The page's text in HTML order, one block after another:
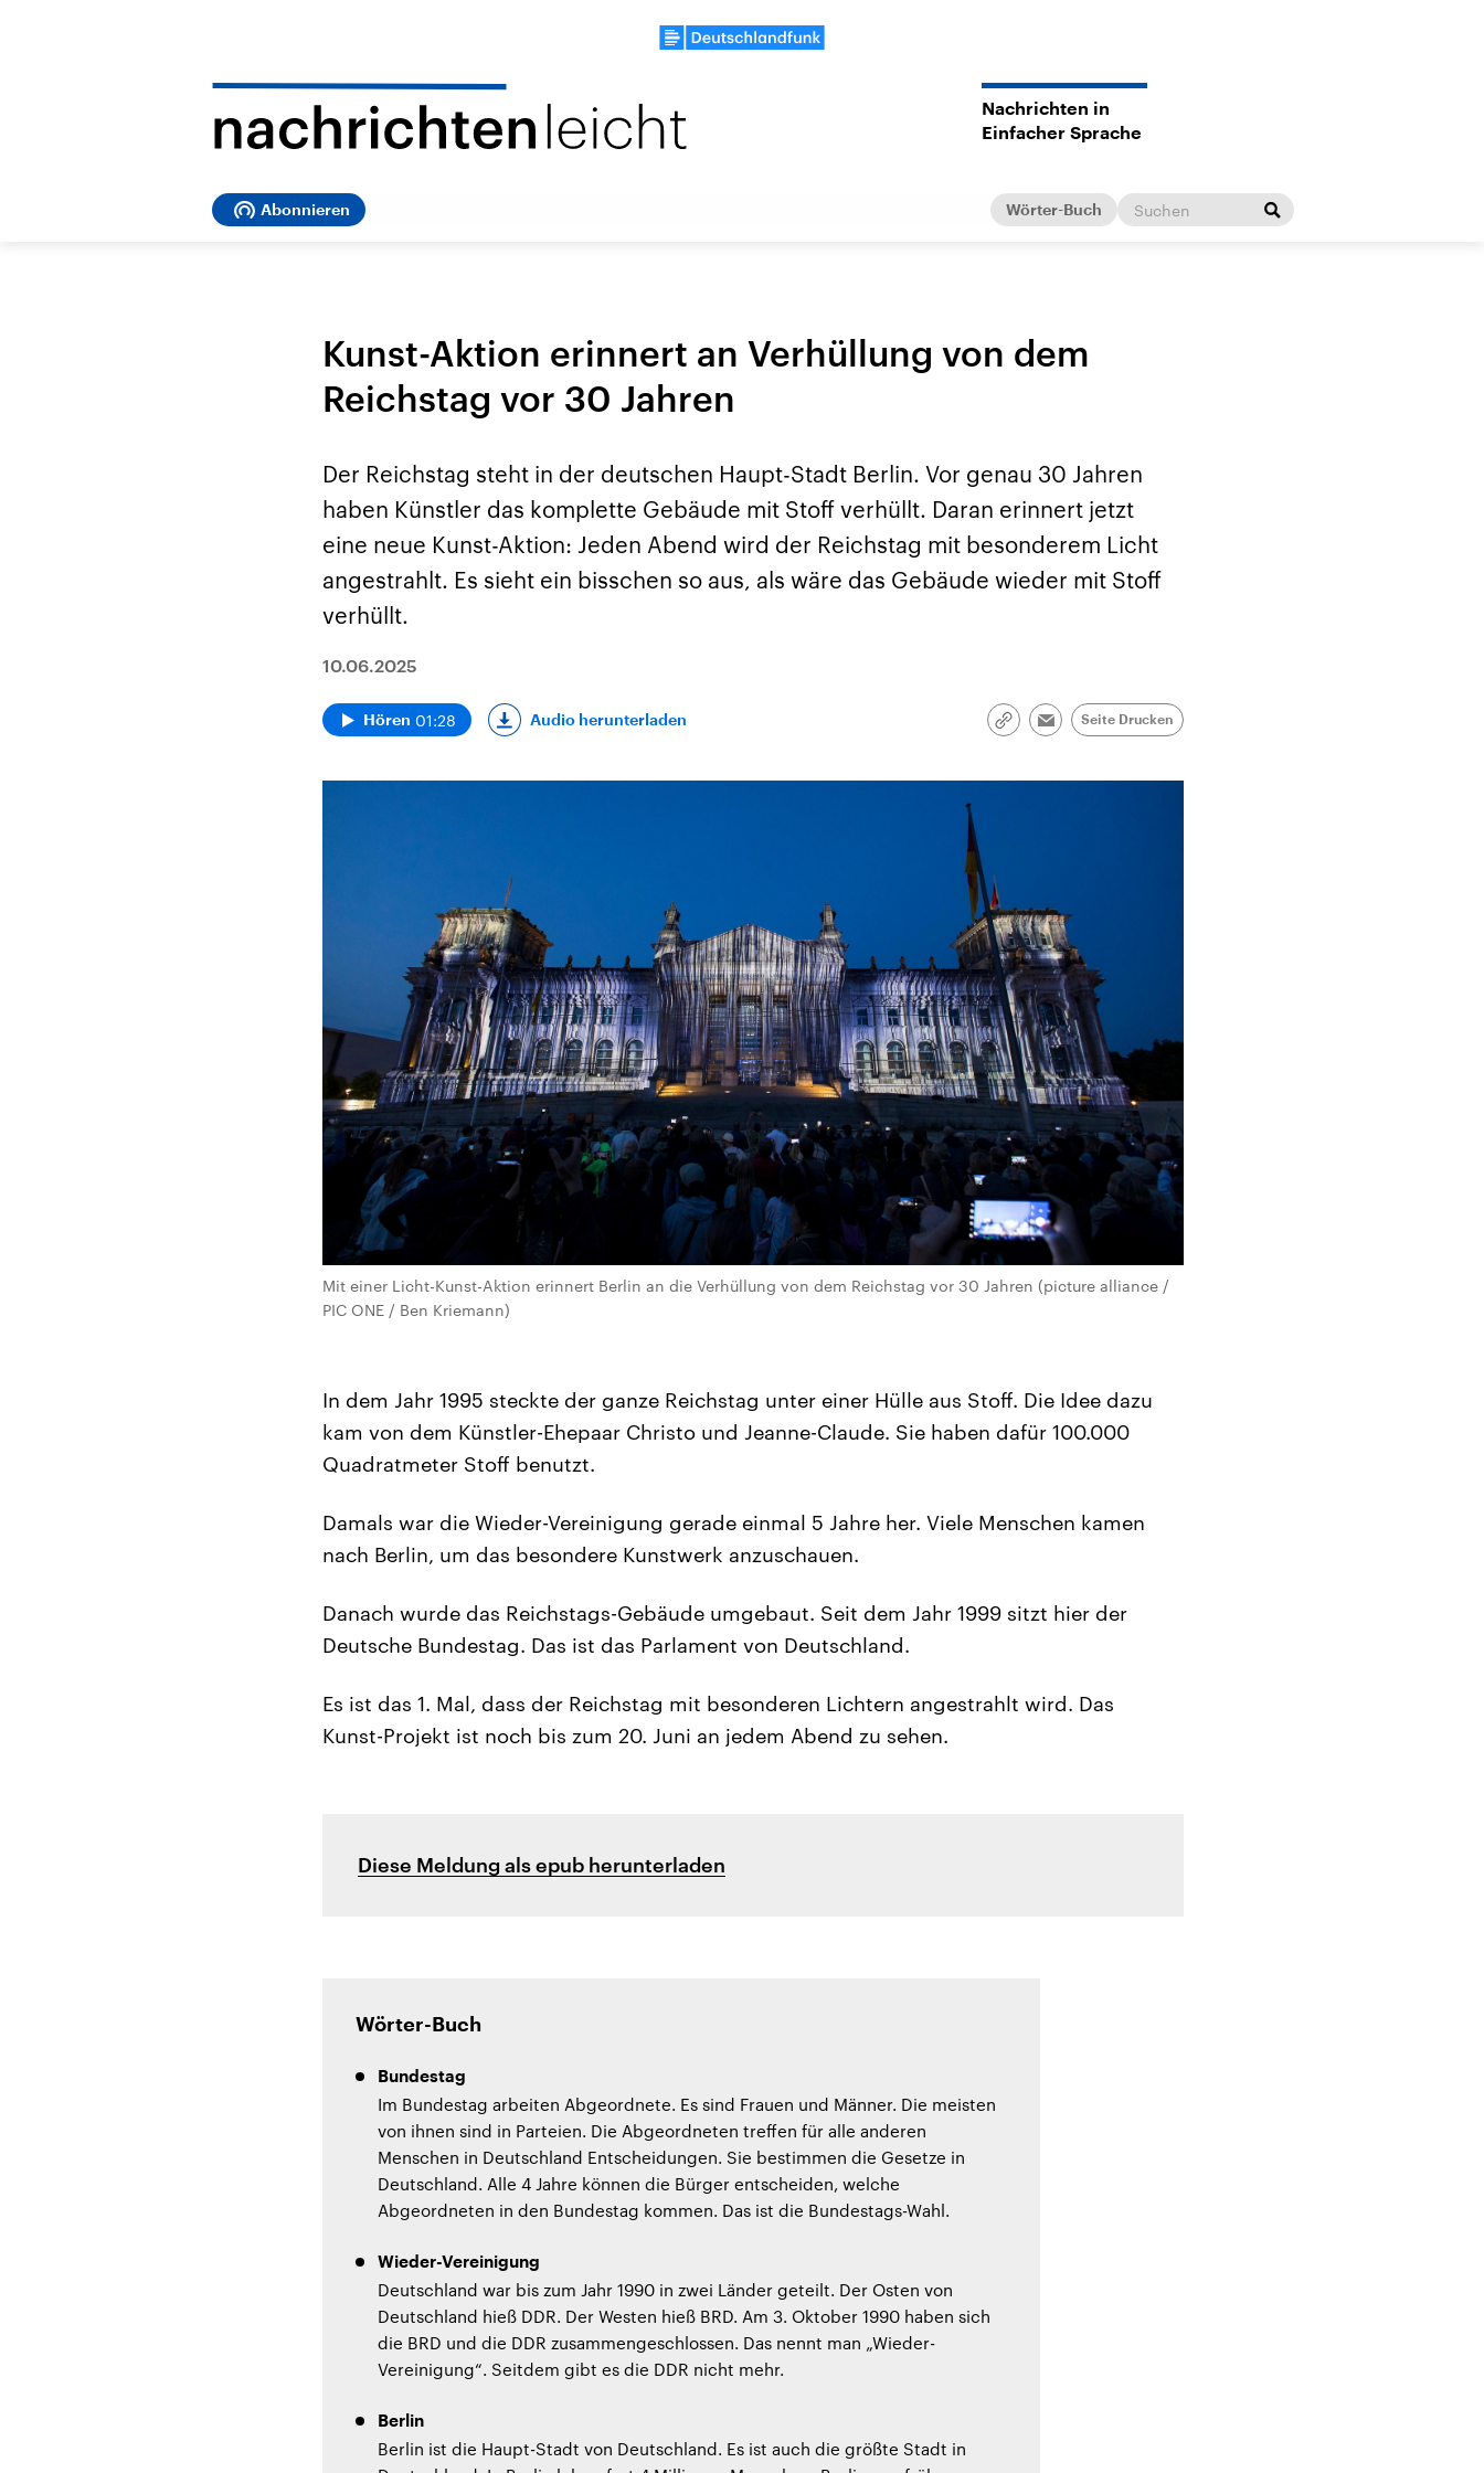
Nachrichten in
Einfacher Sprache
Abonnieren Wörter-Buch
Kunst-Aktion erinnert an Verhüllung von dem
Reichstag vor 30 Jahren
Der Reichstag steht in der deutschen Haupt-Stadt Berlin. Vor genau 30 Jahren
haben Künstler das komplette Gebäude mit Stoff verhüllt. Daran erinnert jetzt
eine neue Kunst-Aktion: Jeden Abend wird der Reichstag mit besonderem Licht
angestrahlt. Es sieht ein bisschen so aus, als wäre das Gebäude wieder mit Stoff
verhüllt.
10.06.2025
Hören 01:28 Audio herunterladen
Link
Email
Seite Drucken
Mit einer Licht-Kunst-Aktion erinnert Berlin an die Verhüllung von dem Reichstag vor 30 Jahren (picture alliance /
PIC ONE / Ben Kriemann)
In dem Jahr 1995 steckte der ganze Reichstag unter einer Hülle aus Stoff. Die Idee dazu
kam von dem Künstler-Ehepaar Christo und Jeanne-Claude. Sie haben dafür 100.000
Quadratmeter Stoff benutzt.
Damals war die Wieder-Vereinigung gerade einmal 5 Jahre her. Viele Menschen kamen
nach Berlin, um das besondere Kunstwerk anzuschauen.
Danach wurde das Reichstags-Gebäude umgebaut. Seit dem Jahr 1999 sitzt hier der
Deutsche Bundestag. Das ist das Parlament von Deutschland.
Es ist das 1. Mal, dass der Reichstag mit besonderen Lichtern angestrahlt wird. Das
Kunst-Projekt ist noch bis zum 20. Juni an jedem Abend zu sehen.
Diese Meldung als epub herunterladen
Wörter-Buch
Bundestag
Im Bundestag arbeiten Abgeordnete. Es sind Frauen und Männer. Die meisten
von ihnen sind in Parteien. Die Abgeordneten treffen für alle anderen
Menschen in Deutschland Entscheidungen. Sie bestimmen die Gesetze in
Deutschland. Alle 4 Jahre können die Bürger entscheiden, welche
Abgeordneten in den Bundestag kommen. Das ist die Bundestags-Wahl.
Wieder-Vereinigung
Deutschland war bis zum Jahr 1990 in zwei Länder geteilt. Der Osten von
Deutschland hieß DDR. Der Westen hieß BRD. Am 3. Oktober 1990 haben sich
die BRD und die DDR zusammengeschlossen. Das nennt man „Wieder-
Vereinigung“. Seitdem gibt es die DDR nicht mehr.
Berlin
Berlin ist die Haupt-Stadt von Deutschland. Es ist auch die größte Stadt in